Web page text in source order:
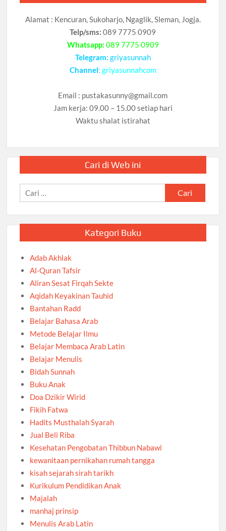
Alamat : Kencuran, Sukoharjo, Ngaglik, Sleman, Jogja.
Telp/sms: 089 7775 0909
Whatsapp: 089 7775 0909
Telegram: griyasunnah
Channel: griyasunnahcom
Email : pustakasunny@gmail.com
Jam kerja: 09.00 – 15.00 setiap hari
Waktu shalat istirahat
Cari di Web ini
Cari
untuk:
Kategori Buku
Adab Akhlak
Al-Quran Tafsir
Aliran Sesat Firqah Sekte
Aqidah Keyakinan Tauhid
Bantahan Radd
Belajar Bahasa Arab
Metode Belajar Ilmu
Belajar Membaca Arab Latin
Belajar Menulis
Bidah Sunnah
Buku Anak
Doa Dzikir Wirid
Fikih Fatwa
Hadits Musthalah Syarah
Jual Beli Riba
Kesehatan Pengobatan Thibbun Nabawi
kewanitaan pernikahan rumah tangga
kisah sejarah sirah tarikh
Kurikulum Pendidikan Anak
Majalah
manhaj prinsip
Menulis Arab Latin